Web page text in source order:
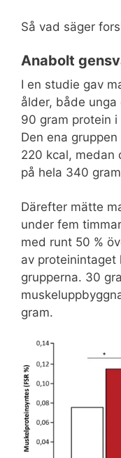
Så vad säger
Anabolt
I en studie gav
ålder, både
90 gram protein
Den ena
220 kcal, medan
på hela 340
Därefter mätte
under fem
med runt 50 %
av proteinintaget
grupperna. 30
gram.